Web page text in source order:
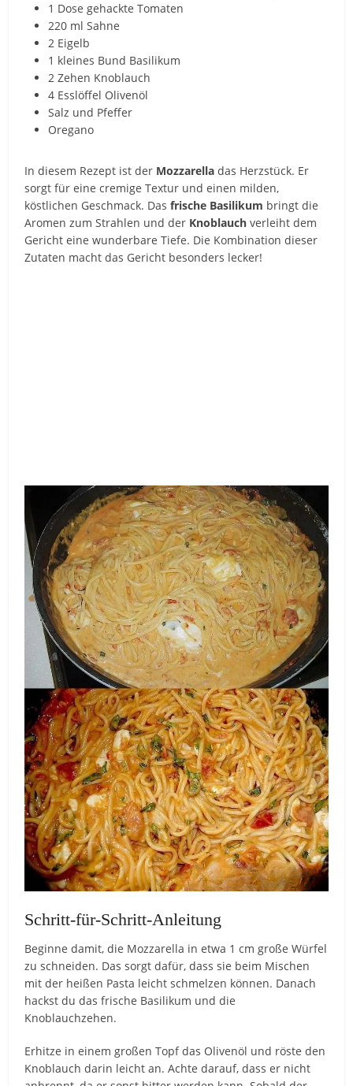
1 Dose gehackte Tomaten
220 ml Sahne
2 Eigelb
1 kleines Bund Basilikum
2 Zehen Knoblauch
4 Esslöffel Olivenöl
Salz und Pfeffer
Oregano
In diesem Rezept ist der Mozzarella das Herzstück. Er
sorgt für eine cremige Textur und einen milden,
köstlichen Geschmack. Dasfrische Basilikum bringt die
Aromen zum Strahlen und der Knoblauch verleiht dem
Gericht eine wunderbare Tiefe. Die Kombination dieser
Zutaten macht das Gericht besonders lecker!
Schritt-für-Schritt-Anleitung
Beginne damit, die Mozzarella in etwa 1 cm große Würfel
zu schneiden. Das sorgt dafür, dass sie beim Mischen
mit der heißen Pasta leicht schmelzen können. Danach
hackst du das frische Basilikum und die
Knoblauchzehen.
Erhitze in einem großen Topf das Olivenöl und röste den
Knoblauch darin leicht an. Achte darauf, dass er nicht